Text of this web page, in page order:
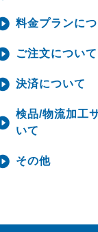
料金プランに
ご注文について
決済について
検品/物流加工
いて
その他